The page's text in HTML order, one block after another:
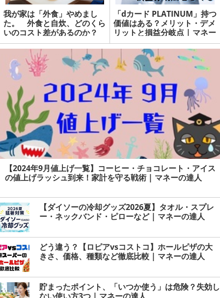
我が家は「外食」やめまし
た。 外食と自炊、どのくら
いのコスト差があるのか？
「dカード PLATINUM」持つ
価値はある？メリット・デメ
リットと損益分岐点 | マネー
の達人
【2024年9月値上げ一覧】コーヒー・チョコレート・アイス
の値上げラッシュ到来！家計を守る戦術 | マネーの達人
【ダイソーの冷却グッズ2026夏】タオル・スプレ
ー・ネックバンド・ピローなど | マネーの達人
どう違う？【ロピアvsコストコ】ホールピザの大
きさ、価格、種類など徹底比較 | マネーの達人
貯まったポイント、「いつか使う」は危険？失効し